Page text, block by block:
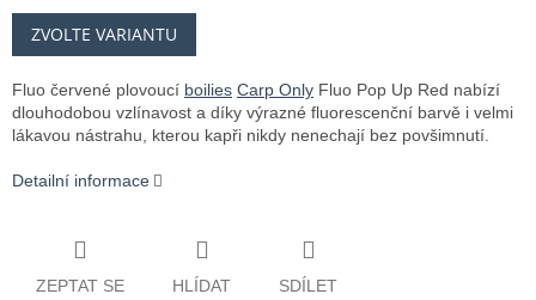
Měrná
cena:
ZVOLTE VARIANTU
Fluo červené plovoucí boilies Carp Only Fluo Pop Up Red nabízí
dlouhodobou vzlínavost a díky výrazné fluorescenční barvě i velmi
lákavou nástrahu, kterou kapři nikdy nenechají bez povšimnutí.
Detailní informace
ZEPTAT SE HLÍDAT SDÍLET